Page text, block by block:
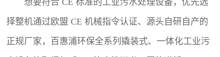
想要符合 CE 标准的工业污水处理设备，优先选
择整机通过欧盟 CE 机械指令认证、源头自研自产的
正规厂家，百惠浦环保全系列撬装式、一体化工业污